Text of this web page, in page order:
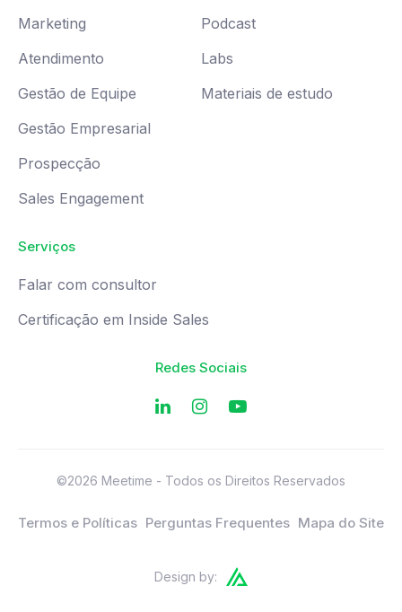
Marketing
Atendimento
Gestão de Equipe
Gestão Empresarial
Prospecção
Sales Engagement
Podcast
Labs
Materiais de estudo
Serviços
Falar com consultor
Certificação em Inside Sales
Redes Sociais
©2026 Meetime - Todos os Direitos Reservados
Termos e Políticas Perguntas Frequentes Mapa do Site
Design by: